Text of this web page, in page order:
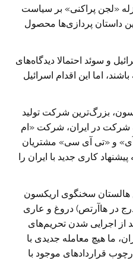
«لجن پراکنی» بر سیاست
داستان پردازی‌ها محصول
و سوئد احتمالا دیدگاه‌های
اما این اقدام اسرائیل
بزرگ‌ترین شرکت تولید
شرکت در ایران، شرکت «ام
و «تی آی سی» مشتریان
کاری جدید با ایران را
سخنگوی اریکسون
در هاآرتص) دروغ و عاری
از اجرایی شدن تحریم‌های
ایران، ما هیچ معامله جدیدی با
قراردادهای موجود با